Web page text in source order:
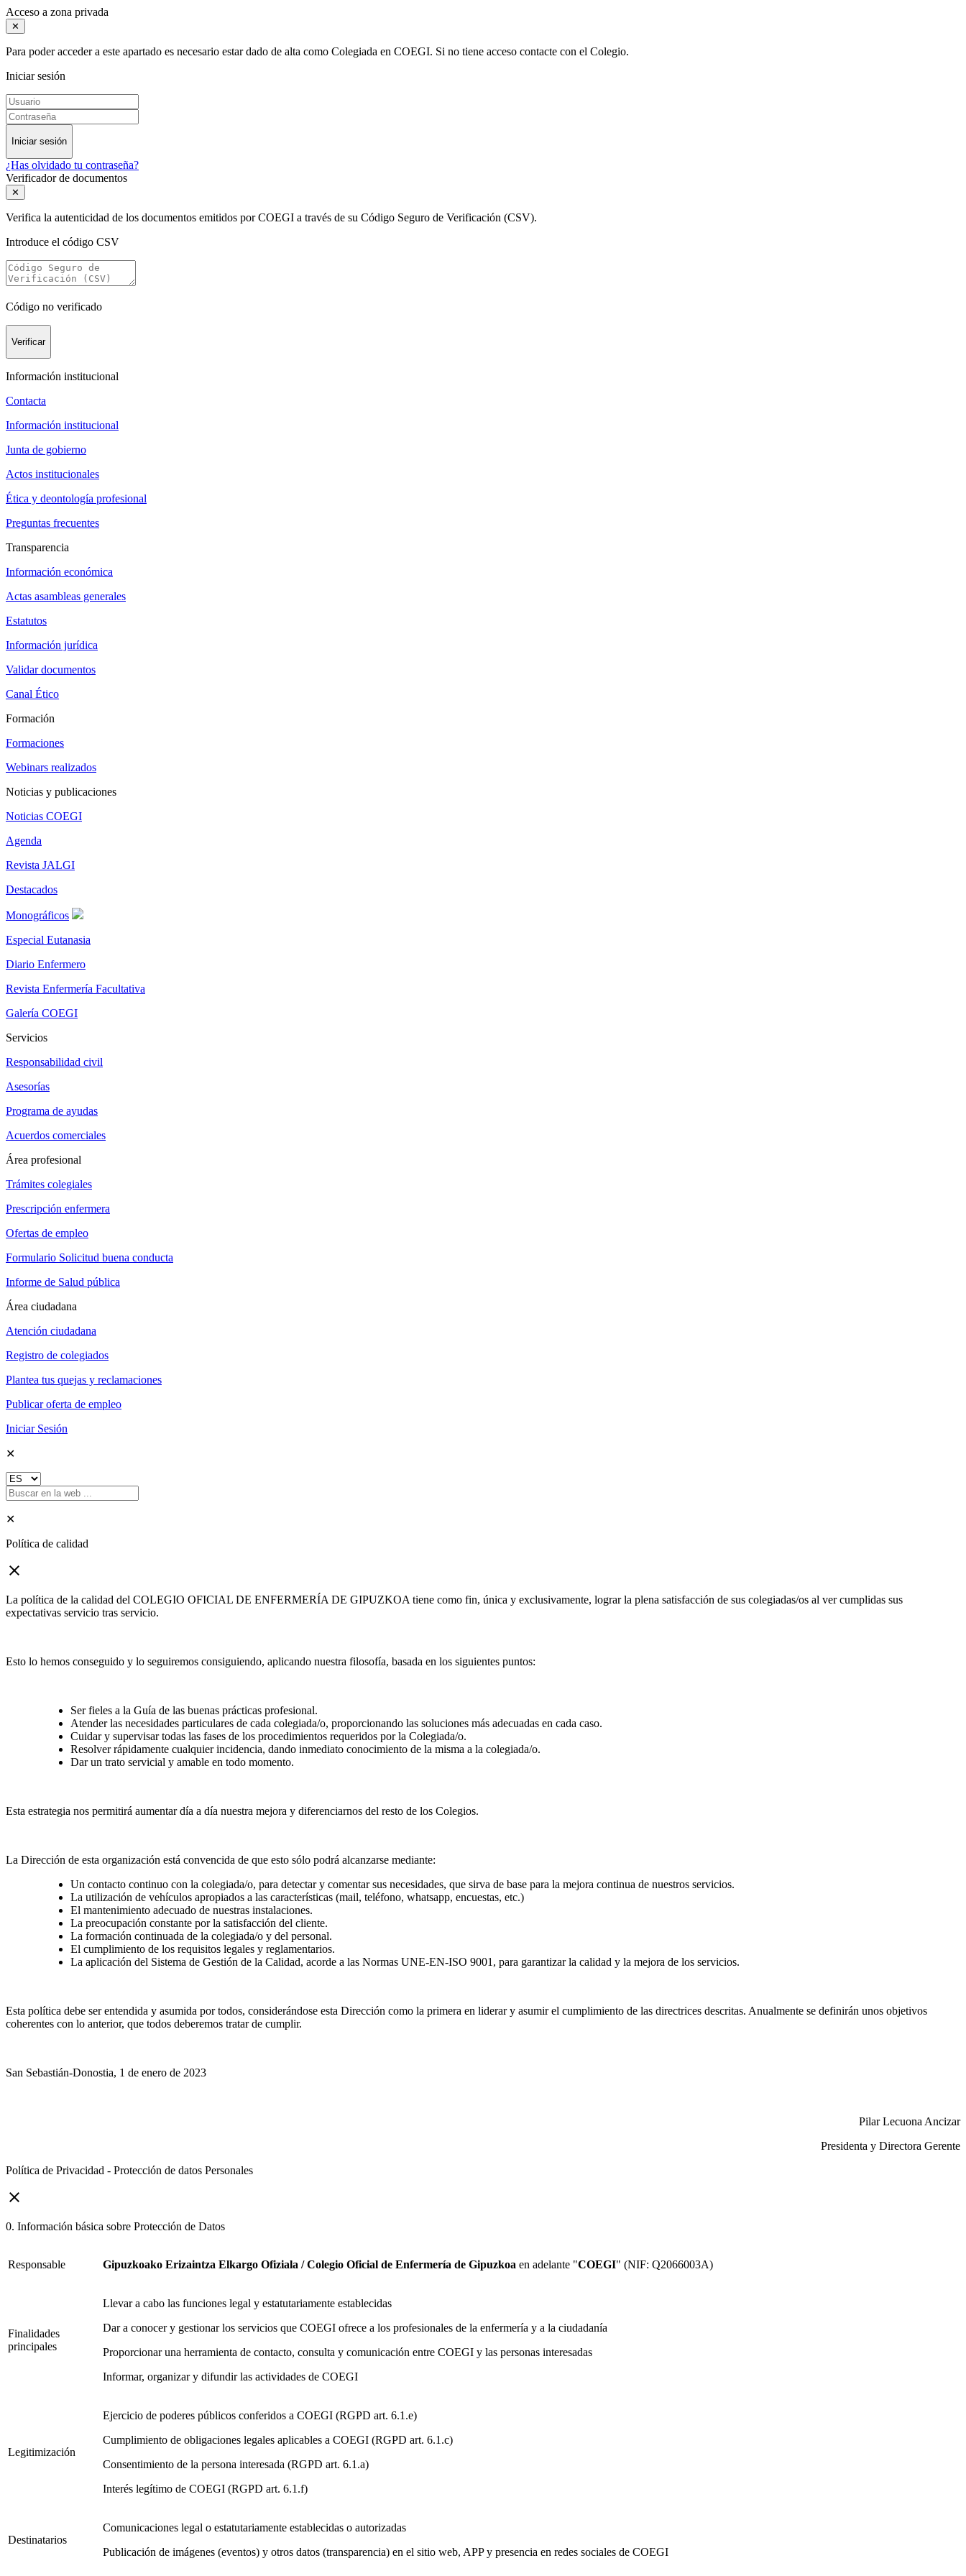
Acceso a zona privada
✕
Para poder acceder a este apartado es necesario estar dado de alta como Colegiada en COEGI. Si no tiene acceso contacte con el Colegio.
Iniciar sesión
Iniciar sesión
¿Has olvidado tu contraseña?
Verificador de documentos
✕
Verifica la autenticidad de los documentos emitidos por COEGI a través de su Código Seguro de Verificación (CSV).
Introduce el código CSV
Código no verificado
Verificar
Información institucional
Contacta
Información institucional
Junta de gobierno
Actos institucionales
Ética y deontología profesional
Preguntas frecuentes
Transparencia
Información económica
Actas asambleas generales
Estatutos
Información jurídica
Validar documentos
Canal Ético
Formación
Formaciones
Webinars realizados
Noticias y publicaciones
Noticias COEGI
Agenda
Revista JALGI
Destacados
Monográficos
Especial Eutanasia
Diario Enfermero
Revista Enfermería Facultativa
Galería COEGI
Servicios
Responsabilidad civil
Asesorías
Programa de ayudas
Acuerdos comerciales
Área profesional
Trámites colegiales
Prescripción enfermera
Ofertas de empleo
Formulario Solicitud buena conducta
Informe de Salud pública
Área ciudadana
Atención ciudadana
Registro de colegiados
Plantea tus quejas y reclamaciones
Publicar oferta de empleo
Iniciar Sesión
✕
✕
Política de calidad
close
La política de la calidad del COLEGIO OFICIAL DE ENFERMERÍA DE GIPUZKOA tiene como fin, única y exclusivamente, lograr la plena satisfacción de sus colegiadas/os al ver cumplidas sus
expectativas servicio tras servicio.
Esto lo hemos conseguido y lo seguiremos consiguiendo, aplicando nuestra filosofía, basada en los siguientes puntos:
Ser fieles a la Guía de las buenas prácticas profesional.
Atender las necesidades particulares de cada colegiada/o, proporcionando las soluciones más adecuadas en cada caso.
Cuidar y supervisar todas las fases de los procedimientos requeridos por la Colegiada/o.
Resolver rápidamente cualquier incidencia, dando inmediato conocimiento de la misma a la colegiada/o.
Dar un trato servicial y amable en todo momento.
Esta estrategia nos permitirá aumentar día a día nuestra mejora y diferenciarnos del resto de los Colegios.
La Dirección de esta organización está convencida de que esto sólo podrá alcanzarse mediante:
Un contacto continuo con la colegiada/o, para detectar y comentar sus necesidades, que sirva de base para la mejora continua de nuestros servicios.
La utilización de vehículos apropiados a las características (mail, teléfono, whatsapp, encuestas, etc.)
El mantenimiento adecuado de nuestras instalaciones.
La preocupación constante por la satisfacción del cliente.
La formación continuada de la colegiada/o y del personal.
El cumplimiento de los requisitos legales y reglamentarios.
La aplicación del Sistema de Gestión de la Calidad, acorde a las Normas UNE-EN-ISO 9001, para garantizar la calidad y la mejora de los servicios.
Esta política debe ser entendida y asumida por todos, considerándose esta Dirección como la primera en liderar y asumir el cumplimiento de las directrices descritas. Anualmente se definirán unos objetivos
coherentes con lo anterior, que todos deberemos tratar de cumplir.
San Sebastián-Donostia, 1 de enero de 2023
Pilar Lecuona Ancizar
Presidenta y Directora Gerente
Política de Privacidad - Protección de datos Personales
close
0. Información básica sobre Protección de Datos
Responsable Gipuzkoako Erizaintza Elkargo Ofiziala / Colegio Oficial de Enfermería de Gipuzkoa en adelante "COEGI" (NIF: Q2066003A)
Finalidades
principales
Llevar a cabo las funciones legal y estatutariamente establecidas
Dar a conocer y gestionar los servicios que COEGI ofrece a los profesionales de la enfermería y a la ciudadanía
Proporcionar una herramienta de contacto, consulta y comunicación entre COEGI y las personas interesadas
Informar, organizar y difundir las actividades de COEGI
Legitimización
Ejercicio de poderes públicos conferidos a COEGI (RGPD art. 6.1.e)
Cumplimiento de obligaciones legales aplicables a COEGI (RGPD art. 6.1.c)
Consentimiento de la persona interesada (RGPD art. 6.1.a)
Interés legítimo de COEGI (RGPD art. 6.1.f)
Destinatarios
Comunicaciones legal o estatutariamente establecidas o autorizadas
Publicación de imágenes (eventos) y otros datos (transparencia) en el sitio web, APP y presencia en redes sociales de COEGI